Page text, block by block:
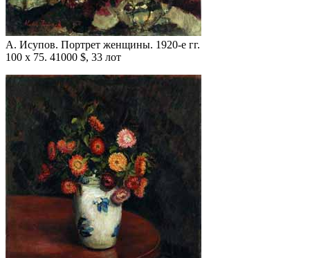
А. Исупов. Портрет женщины. 1920-е гг.
100 x 75. 41000 $, 33 лот